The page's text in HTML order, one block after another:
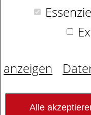
anzeigen
Alle